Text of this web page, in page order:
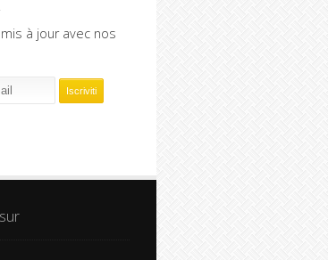
à jour avec nos